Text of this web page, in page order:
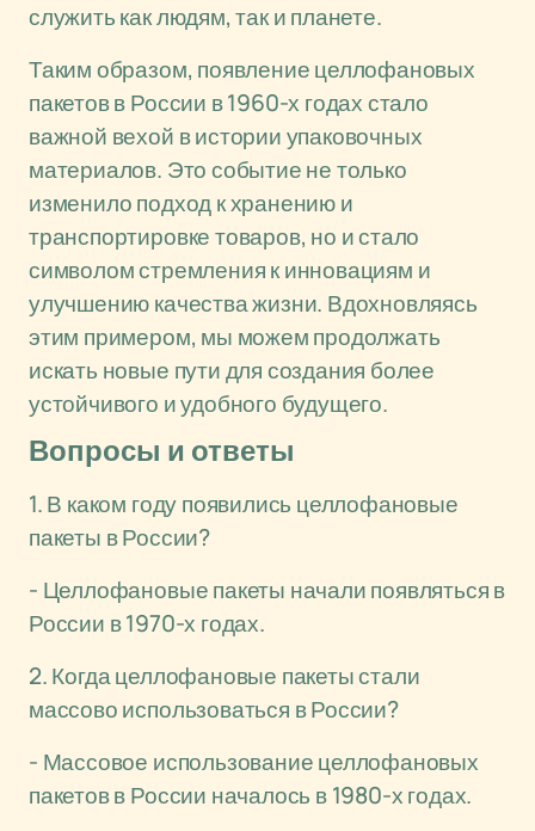
служить как людям, так и планете.
Таким образом, появление целлофановых
пакетов в России в 1960-х годах стало
важной вехой в истории упаковочных
материалов. Это событие не только
изменило подход к хранению и
транспортировке товаров, но и стало
символом стремления к инновациям и
улучшению качества жизни. Вдохновляясь
этим примером, мы можем продолжать
искать новые пути для создания более
устойчивого и удобного будущего.
Вопросы и ответы
1. В каком году появились целлофановые
пакеты в России?
- Целлофановые пакеты начали появляться в
России в 1970-х годах.
2. Когда целлофановые пакеты стали
массово использоваться в России?
- Массовое использование целлофановых
пакетов в России началось в 1980-х годах.